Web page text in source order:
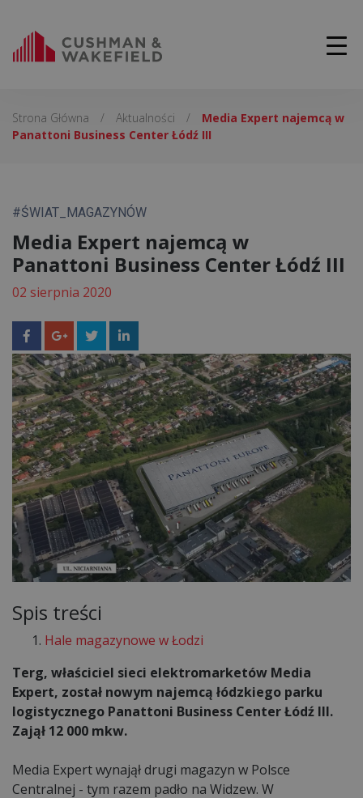
Strona Główna / Aktualności /
Media Expert najemcą w
Panattoni Business Center Łódź III
#ŚWIAT_MAGAZYNÓW
Media Expert najemcą w
Panattoni Business Center Łódź III
02 sierpnia 2020
Spis treści
Hale magazynowe w Łodzi
Terg, właściciel sieci elektromarketów Media
Expert, został nowym najemcą łódzkiego parku
logistycznego Panattoni Business Center Łódź III.
Zajął 12 000 mkw.
Media Expert wynajął drugi magazyn w Polsce
Centralnej - tym razem padło na Widzew. W